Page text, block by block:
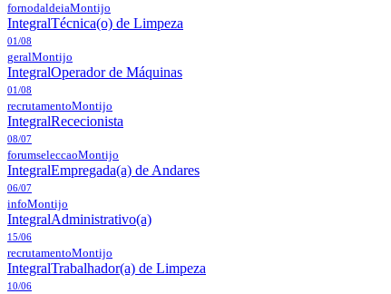
fornodaldeiaMontijo
IntegralTécnica(o) de Limpeza
01/08
geralMontijo
IntegralOperador de Máquinas
01/08
recrutamentoMontijo
IntegralRececionista
08/07
forumseleccaoMontijo
IntegralEmpregada(a) de Andares
06/07
infoMontijo
IntegralAdministrativo(a)
15/06
recrutamentoMontijo
IntegralTrabalhador(a) de Limpeza
10/06